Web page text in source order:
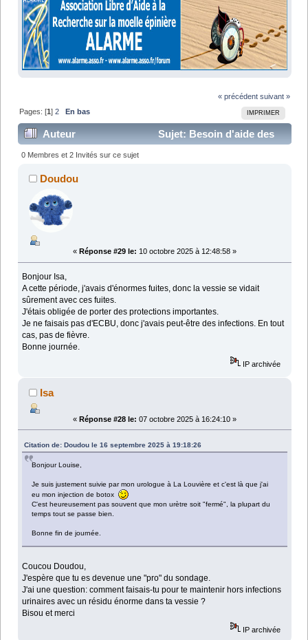
« précédent suivant »
IMPRIMER
Pages: [1]2 En bas
Auteur
Sujet: Besoin d'aide des
dames du forum pour apprentissage auto-sondage
(Lu 42772 fois)
0 Membres et 2 Invités sur ce sujet
Doudou
« Réponse #29 le: 10 octobre 2025 à 12:48:58 »
Bonjour Isa,
A cette période, j'avais d'énormes fuites, donc la vessie se vidait
sûrement avec ces fuites.
J'étais obligée de porter des protections importantes.
Je ne faisais pas d'ECBU, donc j'avais peut-être des infections. En tout
cas, pas de fièvre.
Bonne journée.
IP archivée
Isa
« Réponse #28 le: 07 octobre 2025 à 16:24:10 »
Citation de: Doudou le 16 septembre 2025 à 19:18:26
Bonjour Louise,
Je suis justement suivie par mon urologue à La Louvière et c'est là que j'ai
eu mon injection de botox
C'est heureusement pas souvent que mon urètre soit "fermé", la plupart du
temps tout se passe bien.
Bonne fin de journée.
Coucou Doudou,
J'espère que tu es devenue une "pro" du sondage.
J'ai une question: comment faisais-tu pour te maintenir hors infections
urinaires avec un résidu énorme dans ta vessie ?
Bisou et merci
IP archivée